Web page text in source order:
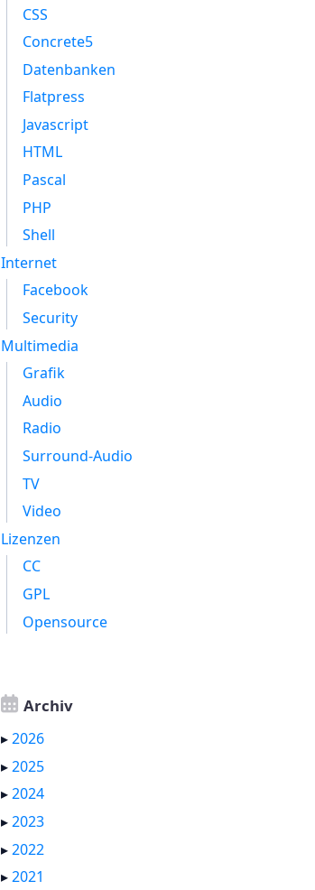
CSS
Concrete5
Datenbanken
Flatpress
Javascript
HTML
Pascal
PHP
Shell
Internet
Facebook
Security
Multimedia
Grafik
Audio
Radio
Surround-Audio
TV
Video
Lizenzen
CC
GPL
Opensource
Archiv
▸2026
▸2025
▸2024
▸2023
▸2022
▸2021